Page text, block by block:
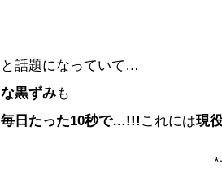
と話題になっていて…
な黒ずみも
毎日たった10秒で…!!! これには現
*